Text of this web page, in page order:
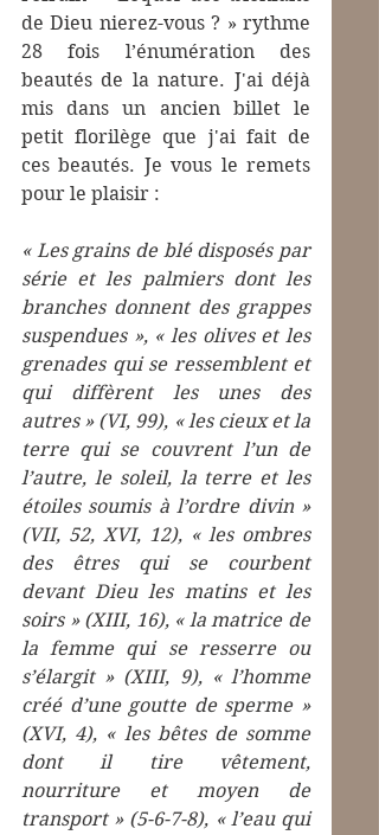
de Dieu nierez-vous ? » rythme
28 fois l’énumération des
beautés de la nature. J'ai déjà
mis dans un ancien billet le
petit florilège que j'ai fait de
ces beautés. Je vous le remets
pour le plaisir :
« Les grains de blé disposés par
série et les palmiers dont les
branches donnent des grappes
suspendues », « les olives et les
grenades qui se ressemblent et
qui diffèrent les unes des
autres » (VI, 99), « les cieux et la
terre qui se couvrent l’un de
l’autre, le soleil, la terre et les
étoiles soumis à l’ordre divin »
(VII, 52, XVI, 12), « les ombres
des êtres qui se courbent
devant Dieu les matins et les
soirs » (XIII, 16), « la matrice de
la femme qui se resserre ou
s’élargit » (XIII, 9), « l’homme
créé d’une goutte de sperme »
(XVI, 4), « les bêtes de somme
dont il tire vêtement,
nourriture et moyen de
transport » (5-6-7-8), « l’eau qui